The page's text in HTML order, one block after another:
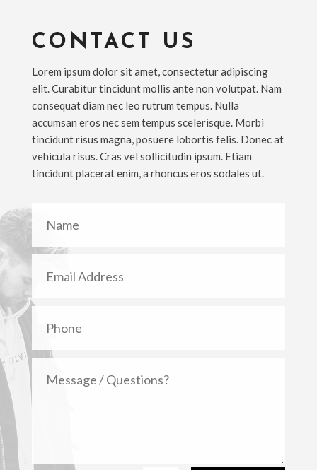
CONTACT US
Lorem ipsum dolor sit amet, consectetur adipiscing
elit. Curabitur tincidunt mollis ante non volutpat. Nam
consequat diam nec leo rutrum tempus. Nulla
accumsan eros nec sem tempus scelerisque. Morbi
tincidunt risus magna, posuere lobortis felis. Donec at
vehicula risus. Cras vel sollicitudin ipsum. Etiam
tincidunt placerat enim, a rhoncus eros sodales ut.